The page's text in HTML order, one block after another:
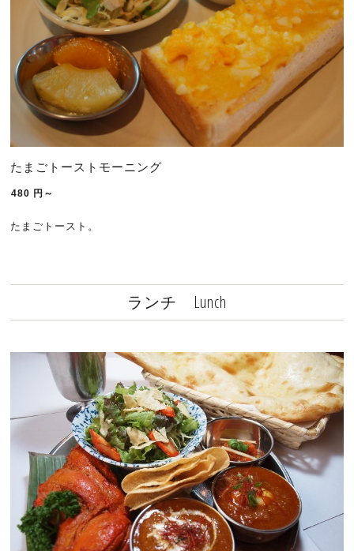
たまごトーストモーニング
480 円～
たまごトースト。
ランチ Lunch